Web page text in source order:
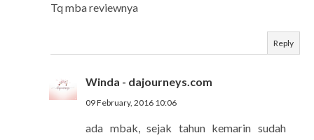
Tq mba reviewnya
Reply
Winda - dajourneys.com
09 February, 2016 10:06
ada mbak, sejak tahun kemarin sudah